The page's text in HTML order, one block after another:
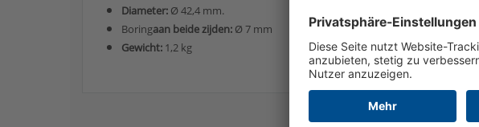
Diameter: Ø 42,4 mm.
Boringaan beide zijden: Ø 7 mm
Gewicht: 1,2 kg